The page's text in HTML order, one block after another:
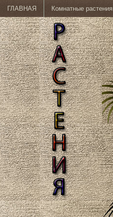
ГЛАВНАЯ Комнатные растения